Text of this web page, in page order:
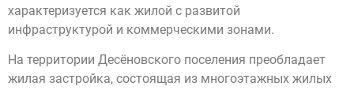
характеризуется как жилой с развитой
инфраструктурой и коммерческими зонами.
На территории Десёновского поселения преобладает
жилая застройка, состоящая из многоэтажных жилых